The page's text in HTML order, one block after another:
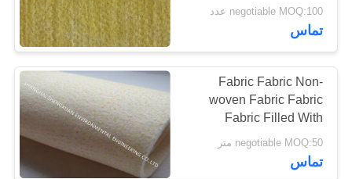
فیلتر هوا
14
کردن گاز خشک کوره های
انفجاری
negotiable MOQ:100 عدد
تماس
Fabric Fabric Non-
woven Fabric Fabric
Fabric Filled With
Stainless Silk Acrylic
Fabric for Bag Making
Bag
negotiable MOQ:50 متر
تماس